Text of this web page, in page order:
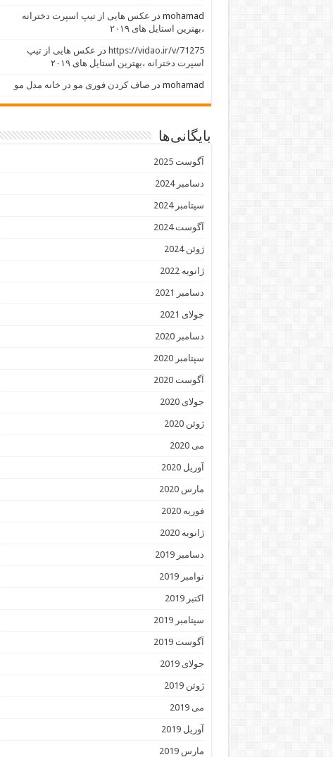
mohamad در عکس هایی از تیپ اسپرت دخترانه
،بهترین استایل های ۲۰۱۹
https://vidao.ir/v/71275 در عکس هایی از تیپ
اسپرت دخترانه ،بهترین استایل های ۲۰۱۹
mohamad در صاف کردن فوری مو در خانه مدل مو
بایگانی‌ها
آگوست 2025
دسامبر 2024
سپتامبر 2024
آگوست 2024
ژوئن 2024
ژانویه 2022
دسامبر 2021
جولای 2021
دسامبر 2020
سپتامبر 2020
آگوست 2020
جولای 2020
ژوئن 2020
می 2020
آوریل 2020
مارس 2020
فوریه 2020
ژانویه 2020
دسامبر 2019
نوامبر 2019
اکتبر 2019
سپتامبر 2019
آگوست 2019
جولای 2019
ژوئن 2019
می 2019
آوریل 2019
مارس 2019